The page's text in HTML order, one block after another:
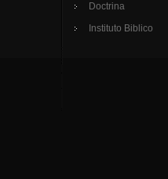
Doctrina
Instituto Biblico